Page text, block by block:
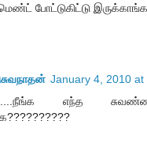
போட்டுகிட்டு இருக்காங்க.
January 4, 2010 at
எந்த